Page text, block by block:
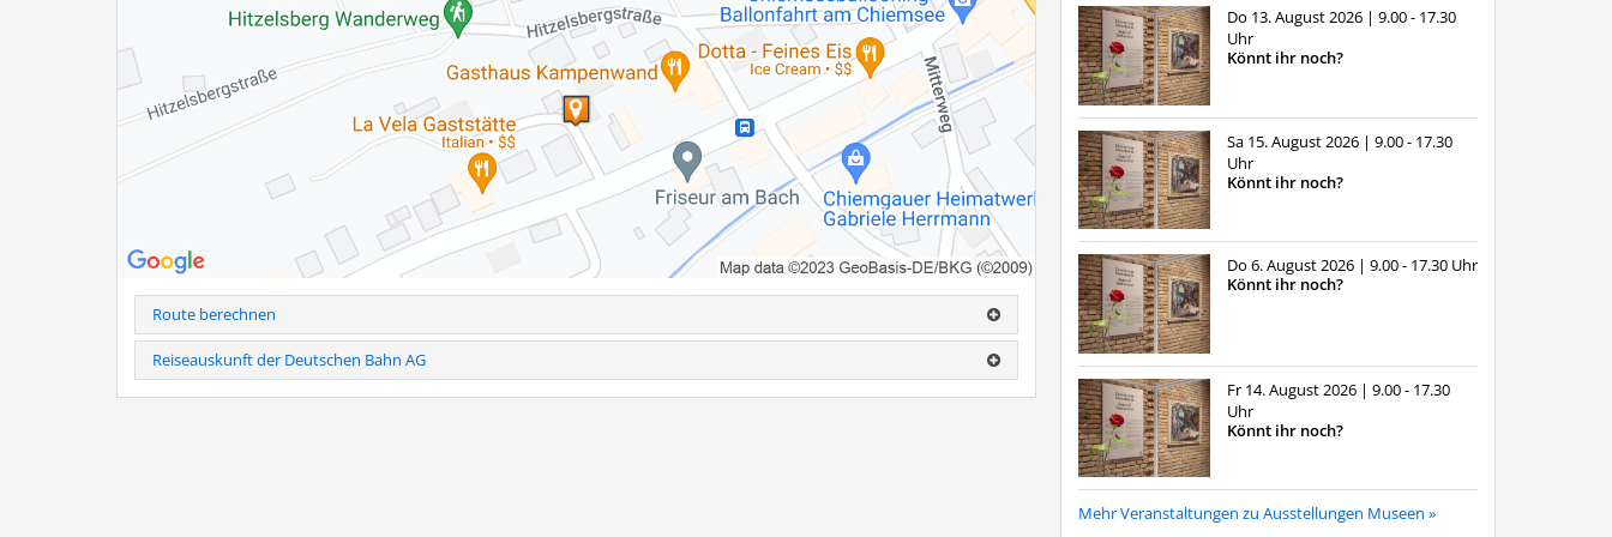
Bernauer Rasthauses. Historische Fotografien und spannende Hintergrundinformationen geben Einblicke in die Entstehung
Die Ausstellungsreihe ist noch bis zum 11. September während der regulären Öffnungszeiten des Rathauses kostenlos
zugänglich.
Weitere Infos als PDF
Route berechnen
Reiseauskunft der Deutschen Bahn AG
Do 13. August 2026 | 9.00 - 17.30
Uhr
Könnt ihr noch?
Sa 15. August 2026 | 9.00 - 17.30
Uhr
Könnt ihr noch?
Do 6. August 2026 | 9.00 - 17.30 Uhr
Könnt ihr noch?
Fr 14. August 2026 | 9.00 - 17.30
Uhr
Könnt ihr noch?
Mehr Veranstaltungen zu Ausstellungen Museen »